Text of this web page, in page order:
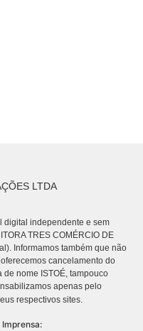
LTDA
digital independente e sem
TRES COMÉRCIO DE
Informamos também que não
cancelamento do
nome ISTOÉ, tampouco
apenas pelo
respectivos sites.